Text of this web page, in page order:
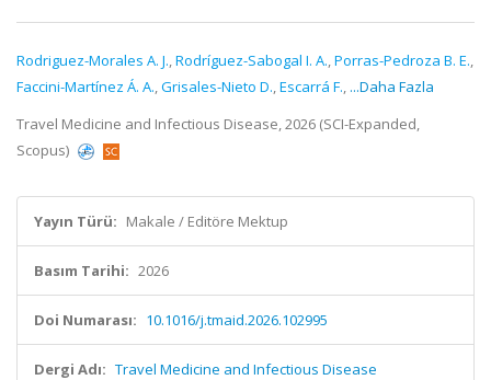
Rodriguez-Morales A. J.,Rodríguez-Sabogal I. A.,Porras-Pedroza B. E.,
Faccini-Martínez Á. A.,Grisales-Nieto D.,Escarrá F., ...Daha Fazla
Travel Medicine and Infectious Disease, 2026 (SCI-Expanded,
Scopus)
Yayın Türü: Makale / Editöre Mektup
Basım Tarihi: 2026
Doi Numarası: 10.1016/j.tmaid.2026.102995
Dergi Adı: Travel Medicine and Infectious Disease